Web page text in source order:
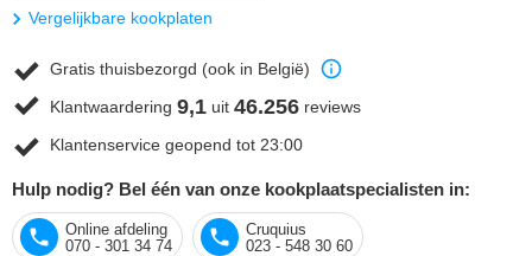
Vergelijkbare kookplaten
Gratis thuisbezorgd (ook in België)
Klantwaardering 9,1 uit 46.256 reviews
Klantenservice geopend tot 23:00
Hulp nodig? Bel één van onze kookplaatspecialisten in:
Online afdeling
070 - 301 34 74
Cruquius
023 - 548 30 60